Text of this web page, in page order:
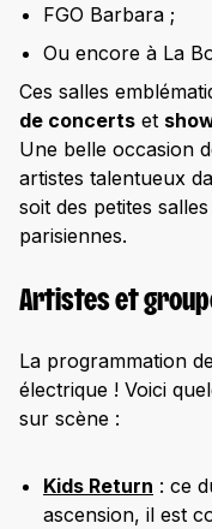
FGO Barbara ;
Ou encore à La
Ces salles
de concerts et
Une belle occasion
artistes talentueux
soit des petites
parisiennes.
Artistes et
La programmation
électrique ! Voici
sur scène :
Kids Return : ce
ascension, il est